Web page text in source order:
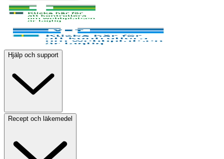
Hjälp och support
Recept och läkemedel